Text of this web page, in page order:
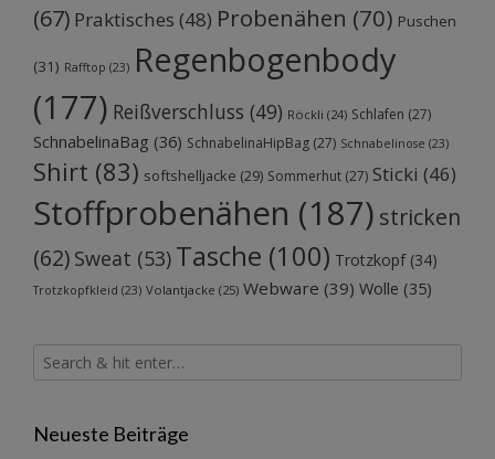
(67) Praktisches (48) Probenähen (70) Puschen
(31) Rafftop (23) Regenbogenbody
(177) Reißverschluss (49) Röckli (24) Schlafen (27)
SchnabelinaBag (36) SchnabelinaHipBag (27) Schnabelinose (23)
Shirt (83) softshelljacke (29) Sommerhut (27) Sticki (46)
Stoffprobenähen (187) stricken
(62) Sweat (53) Tasche (100) Trotzkopf(34)
Trotzkopfkleid (23) Volantjacke (25) Webware (39) Wolle (35)
Neueste Beiträge